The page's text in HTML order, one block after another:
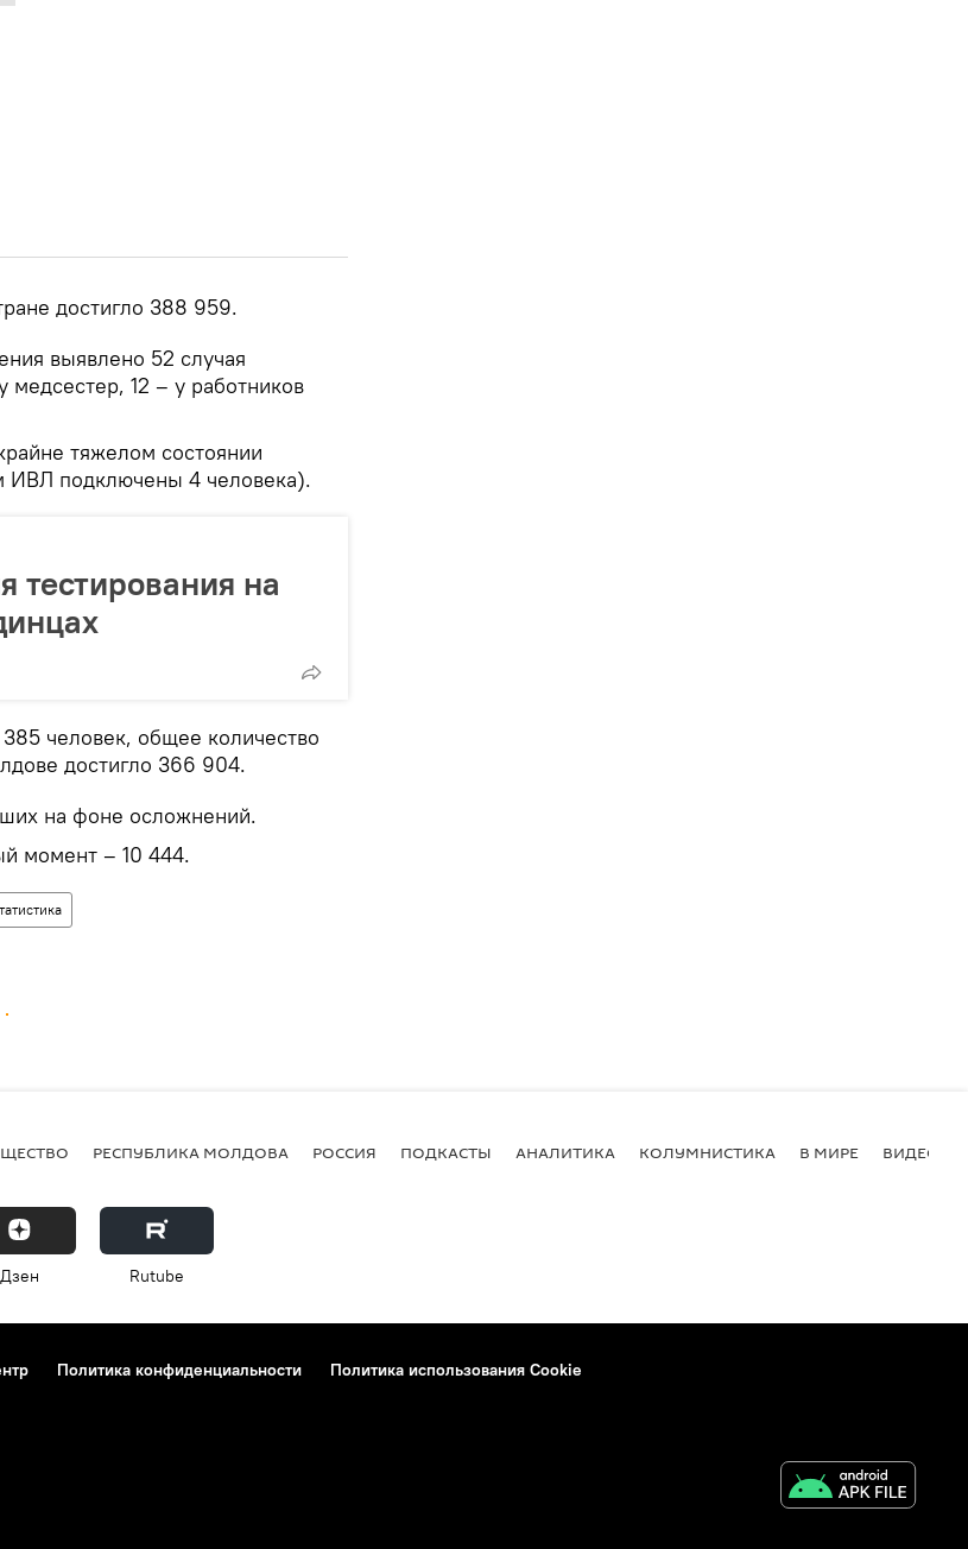
достигло 388 959.
выявлено 52 случая
12 – у работников
тяжелом состоянии
ИВЛ подключены 4 человека).
тестирования на
человек, общее количество
достигло 366 904.
на фоне осложнений.
момент – 10 444.
РЕСПУБЛИКА МОЛДОВА РОССИЯ ПОДКАСТЫ АНАЛИТИКА КОЛУМНИСТИКА В МИРЕ ВИДЕО
Дзен Rutube
Политика конфиденциальности
Политика использования Cookie